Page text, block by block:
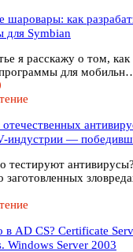
шаровары: как
для Symbian
я расскажу о том, как
для
индустрии —
тестируют
заготовленных
в AD CS? Certificate
Windows Sеrver 2003